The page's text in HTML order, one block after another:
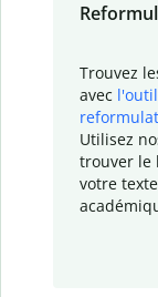
Trouvez
avec
Utilisez
trouver le
votre